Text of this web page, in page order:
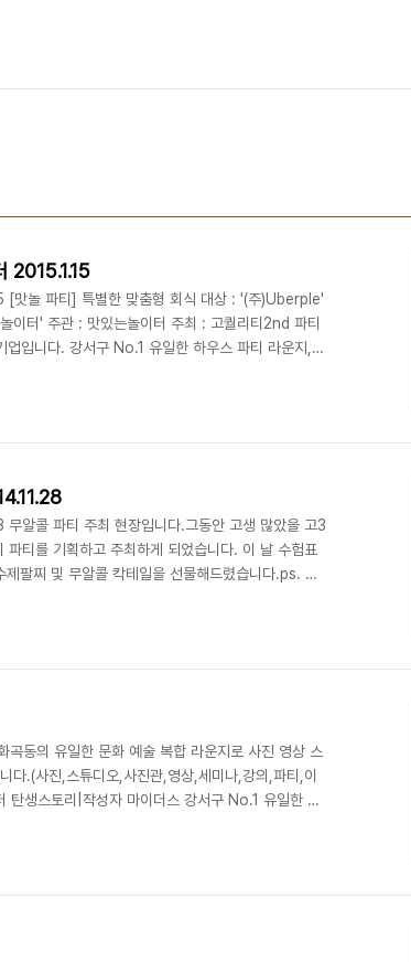
2015.1.15
놀 파티] 특별한 맞춤형 회식 대상 : '(주)Uberple'
이터' 주관 : 맛있는놀이터 주최 : 고퀄리티2nd 파티
입니다. 강서구 No.1 유일한 하우스 파티 라운지,
알콜 파티 주최 현장입니다.그동안 고생 많았을 고3
티를 기획하고 주최하게 되었습니다. 이 날 수험표
팔찌 및 무알콜 칵테일을 선물해드렸습니다.ps. 특
수코칭명 : 이벤트 개최 실습장소 : 강서구 맛있는놀
8748 1031
곡동의 유일한 문화 예술 복합 라운지로 사진 영상 스
다.​(사진,스튜디오,사진관,영상,세미나,강의,파티,이
생스토리|작성자 마이더스 강서구 No.1 유일한 문